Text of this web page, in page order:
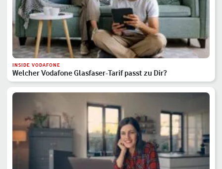
INSIDE VODAFONE
Welcher Vodafone Glasfaser-Tarif passt zu Dir?